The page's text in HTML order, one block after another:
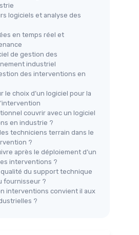
logiciels et analyse des
en temps réel et
de gestion des
industriel
des interventions en
choix d’un logiciel pour la
couvrir avec un logiciel
en industrie ?
techniciens terrain dans le
?
après le déploiement d’un
interventions ?
du support technique
fournisseur ?
interventions convient il aux
?